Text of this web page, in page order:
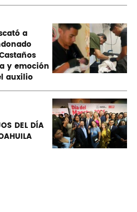
a
y emoción
auxilio
DEL DÍA